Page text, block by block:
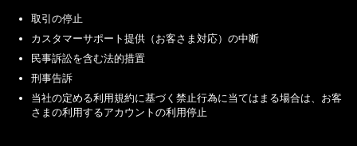
取引の停止
カスタマーサポート提供（お客さま対応）の中断
民事訴訟を含む法的措置
刑事告訴
当社の定める利用規約に基づく禁止行為に当てはまる場合は、お客
さまの利用するアカウントの利用停止